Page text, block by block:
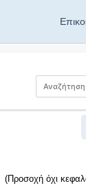
(Προσοχή όχι